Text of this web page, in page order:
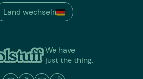
We have
just the thing.
Land wechseln